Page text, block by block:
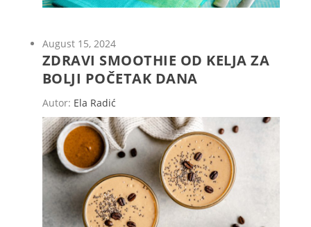
August 15, 2024
ZDRAVI SMOOTHIE OD KELJA ZA
BOLJI POČETAK DANA
Autor: Ela Radić